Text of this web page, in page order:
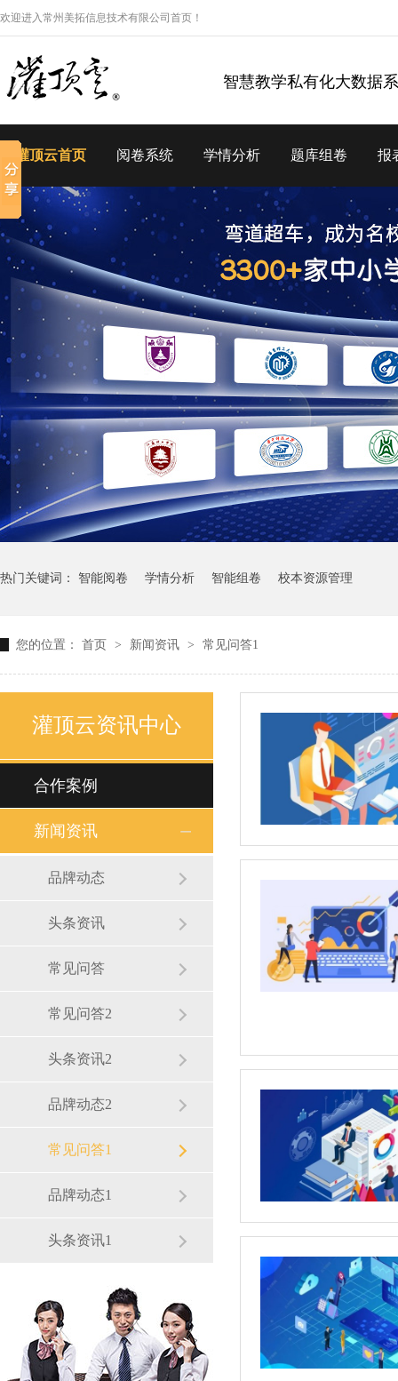
欢迎进入常州美拓信息技术有限公司首页！
智慧教学私有化大数据
灌顶云首页 阅卷系统 学情分析 题库组卷 报
热门关键词： 智能阅卷 学情分析 智能组卷 校本资源管理
您的位置： 首页 > 新闻资讯 > 常见问答1
灌顶云资讯中心
合作案例
新闻资讯
品牌动态
头条资讯
常见问答
常见问答2
头条资讯2
品牌动态2
常见问答1
品牌动态1
头条资讯1